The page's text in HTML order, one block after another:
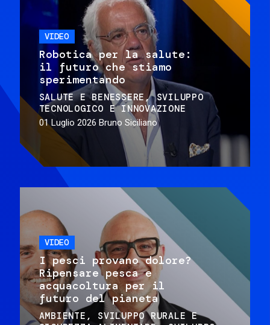
VIDEO
Robotica per la salute:
il futuro che stiamo
sperimentando
SALUTE E BENESSERE
SVILUPPO
TECNOLOGICO E INNOVAZIONE
01 Luglio 2026 Bruno Siciliano
VIDEO
I pesci provano dolore?
Ripensare pesca e
acquacoltura per il
futuro del pianeta
AMBIENTE
SVILUPPO RURALE E